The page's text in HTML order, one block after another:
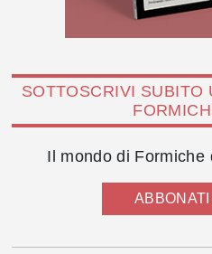
SOTTOSCRIVI SUBITO
Il mondo di Formiche